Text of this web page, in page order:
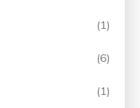
(1)
(6)
(1)